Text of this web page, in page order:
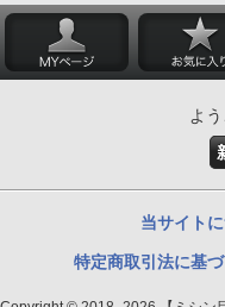
よ
当サイト
特定商取引法に基